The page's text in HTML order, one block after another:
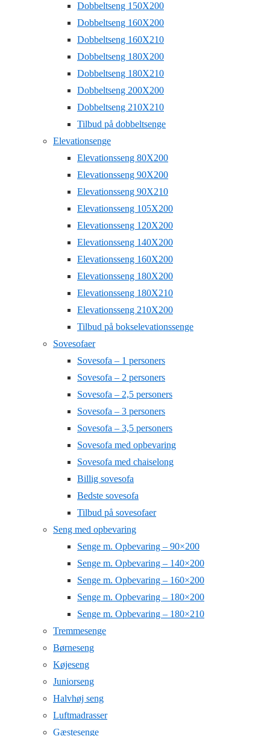
Dobbeltseng 150X200
Dobbeltseng 160X200
Dobbeltseng 160X210
Dobbeltseng 180X200
Dobbeltseng 180X210
Dobbeltseng 200X200
Dobbeltseng 210X210
Tilbud på dobbeltsenge
Elevationsenge
Elevationsseng 80X200
Elevationsseng 90X200
Elevationsseng 90X210
Elevationsseng 105X200
Elevationsseng 120X200
Elevationsseng 140X200
Elevationsseng 160X200
Elevationsseng 180X200
Elevationsseng 180X210
Elevationsseng 210X200
Tilbud på bokselevationssenge
Sovesofaer
Sovesofa – 1 personers
Sovesofa – 2 personers
Sovesofa – 2,5 personers
Sovesofa – 3 personers
Sovesofa – 3,5 personers
Sovesofa med opbevaring
Sovesofa med chaiselong
Billig sovesofa
Bedste sovesofa
Tilbud på sovesofaer
Seng med opbevaring
Senge m. Opbevaring – 90×200
Senge m. Opbevaring – 140×200
Senge m. Opbevaring – 160×200
Senge m. Opbevaring – 180×200
Senge m. Opbevaring – 180×210
Tremmesenge
Børneseng
Køjeseng
Juniorseng
Halvhøj seng
Luftmadrasser
Gæstesenge